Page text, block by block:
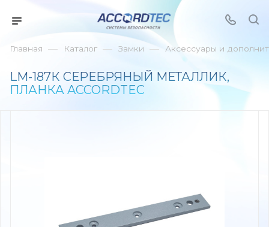
Главная — Каталог — Замки — Аксессуары и
LM-187К СЕРЕБРЯНЫЙ МЕТАЛЛИК,
ПЛАНКА ACCORDTEC